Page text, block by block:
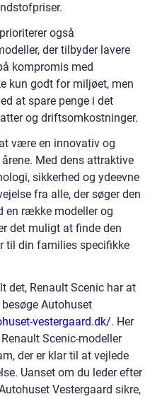
også
der tilbyder lavere
kompromis med
kun godt for miljøet, men
at spare penge i det
og driftsomkostninger.
være en innovativ og
Med dens attraktive
sikkerhed og ydeevne
fra alle, der søger den
en række modeller og
det muligt at finde den
til din families specifikke
det, Renault Scenic har at
Autohuset
vestergaard.dk/. Her
Scenic-modeller
der er klar til at vejlede
Uanset om du leder efter
Vestergaard sikre,